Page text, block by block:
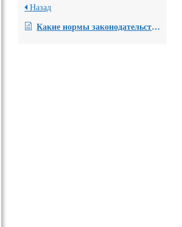
Назад
Какие нормы законодательства РФ служат в качестве оснований для привлечения специалиста к производству рецензии?